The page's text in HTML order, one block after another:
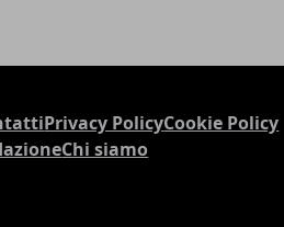
Privacy PolicyCookie Policy
Chi siamo